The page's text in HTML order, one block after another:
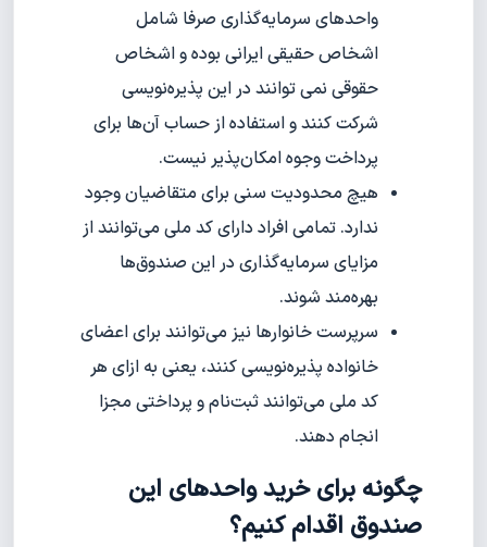
واحدهای سرمایه‌گذاری صرفا شامل
اشخاص حقیقی ایرانی بوده و اشخاص
حقوقی نمی‏ توانند در این پذیره‏‌نویسی
شرکت کنند و استفاده از حساب آن‌‏ها برای
پرداخت وجوه امکان‏‌پذیر نیست.
هیچ محدودیت سنی برای متقاضیان وجود
ندارد. تمامی افراد دارای کد ملی می‌توانند از
مزایای سرمایه‌گذاری در این صندوق‌ها
بهره‌مند شوند.
سرپرست خانوارها نیز می‌توانند برای اعضای
خانواده پذیره‌نویسی کنند، یعنی به ازای هر
کد ملی می‌توانند ثبت‌نام و پرداختی مجزا
انجام دهند.
چگونه برای خرید واحدهای این
صندوق اقدام کنیم؟